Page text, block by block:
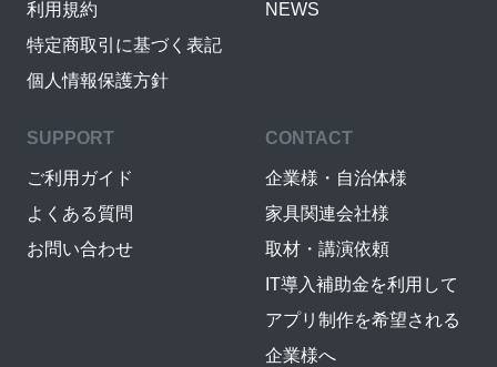
利用規約
特定商取引に基づく表記
個人情報保護方針
NEWS
SUPPORT
ご利用ガイド
よくある質問
お問い合わせ
CONTACT
企業様・自治体様
家具関連会社様
取材・講演依頼
IT導入補助金を利用して
アプリ制作を希望される
企業様へ